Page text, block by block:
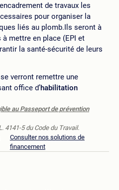
de travaux les
pour organiser la
liés au plomb.Ils seront à
à mettre en place (EPI et
la santé-sécurité de leurs
verront remettre une
office d’habilitation
au Passeport de prévention
4141-5 du Code du Travail.
Consulter nos solutions de
financement